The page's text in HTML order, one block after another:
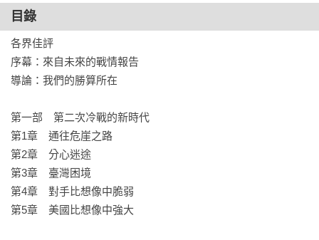
目錄
各界佳評
序幕：來自未來的戰情報告
導論：我們的勝算所在
第一部　第二次冷戰的新時代
第1章　通往危崖之路
第2章　分心迷途
第3章　臺灣困境
第4章　對手比想像中脆弱
第5章　美國比想像中強大